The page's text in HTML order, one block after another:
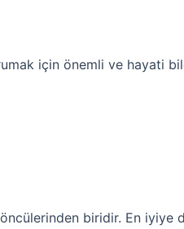
için önemli ve hayati
biridir. En